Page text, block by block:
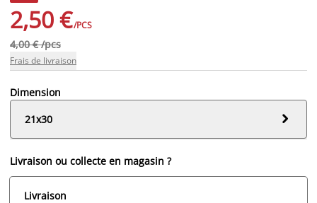
2,50 €/PCS
4,00 € /pcs
Frais de livraison
Dimension
21x30

Livraison ou collecte en magasin ?
Livraison